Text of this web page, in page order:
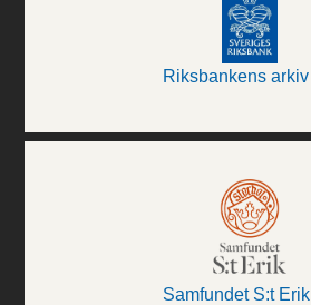
Riksbankens arkiv
Samfundet S:t Erik